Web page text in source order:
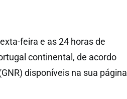
feira e as 24 horas de
continental, de acordo
disponíveis na sua página